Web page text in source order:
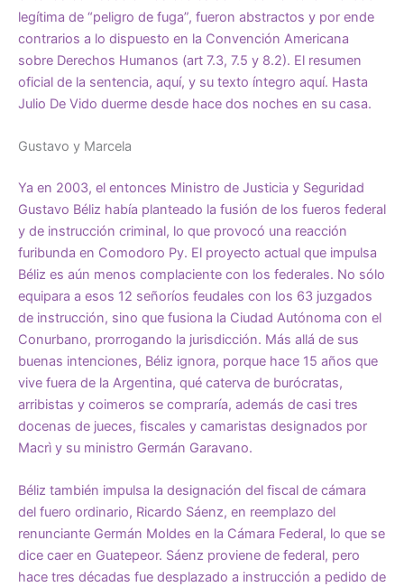
legítima de “peligro de fuga”, fueron abstractos y por ende
contrarios a lo dispuesto en la Convención Americana
sobre Derechos Humanos (art 7.3, 7.5 y 8.2). El resumen
oficial de la sentencia, aquí, y su texto íntegro aquí. Hasta
Julio De Vido duerme desde hace dos noches en su casa.
Gustavo y Marcela
Ya en 2003, el entonces Ministro de Justicia y Seguridad
Gustavo Béliz había planteado la fusión de los fueros federal
y de instrucción criminal, lo que provocó una reacción
furibunda en Comodoro Py. El proyecto actual que impulsa
Béliz es aún menos complaciente con los federales. No sólo
equipara a esos 12 señoríos feudales con los 63 juzgados
de instrucción, sino que fusiona la Ciudad Autónoma con el
Conurbano, prorrogando la jurisdicción. Más allá de sus
buenas intenciones, Béliz ignora, porque hace 15 años que
vive fuera de la Argentina, qué caterva de burócratas,
arribistas y coimeros se compraría, además de casi tres
docenas de jueces, fiscales y camaristas designados por
Macrì y su ministro Germán Garavano.
Béliz también impulsa la designación del fiscal de cámara
del fuero ordinario, Ricardo Sáenz, en reemplazo del
renunciante Germán Moldes en la Cámara Federal, lo que se
dice caer en Guatepeor. Sáenz proviene de federal, pero
hace tres décadas fue desplazado a instrucción a pedido de